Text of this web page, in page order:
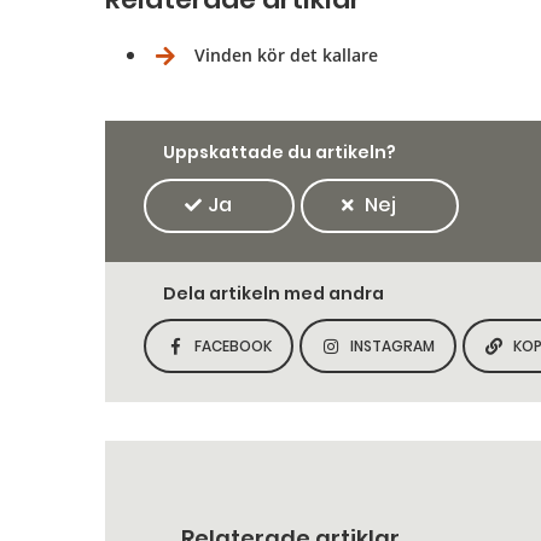
Vinden kör det kallare
Uppskattade du artikeln?
Ja Nej
Dela artikeln med andra
DELA SIDAN PÅ
FACEBOOK
DELA SIDAN PÅ
INSTAGRAM